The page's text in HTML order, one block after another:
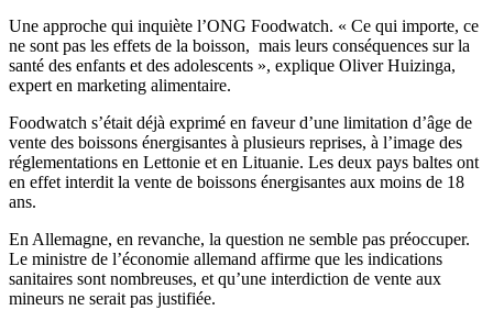
Une approche qui inquiète l’ONG Foodwatch. « Ce qui importe, ce
ne sont pas les effets de la boisson, mais leurs conséquences sur la
santé des enfants et des adolescents », explique Oliver Huizinga,
expert en marketing alimentaire.
Foodwatch s’était déjà exprimé en faveur d’une limitation d’âge de
vente des boissons énergisantes à plusieurs reprises, à l’image des
réglementations en Lettonie et en Lituanie. Les deux pays baltes ont
en effet interdit la vente de boissons énergisantes aux moins de 18
ans.
En Allemagne, en revanche, la question ne semble pas préoccuper.
Le ministre de l’économie allemand affirme que les indications
sanitaires sont nombreuses, et qu’une interdiction de vente aux
mineurs ne serait pas justifiée.